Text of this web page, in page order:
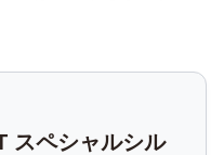
スペシャルシル